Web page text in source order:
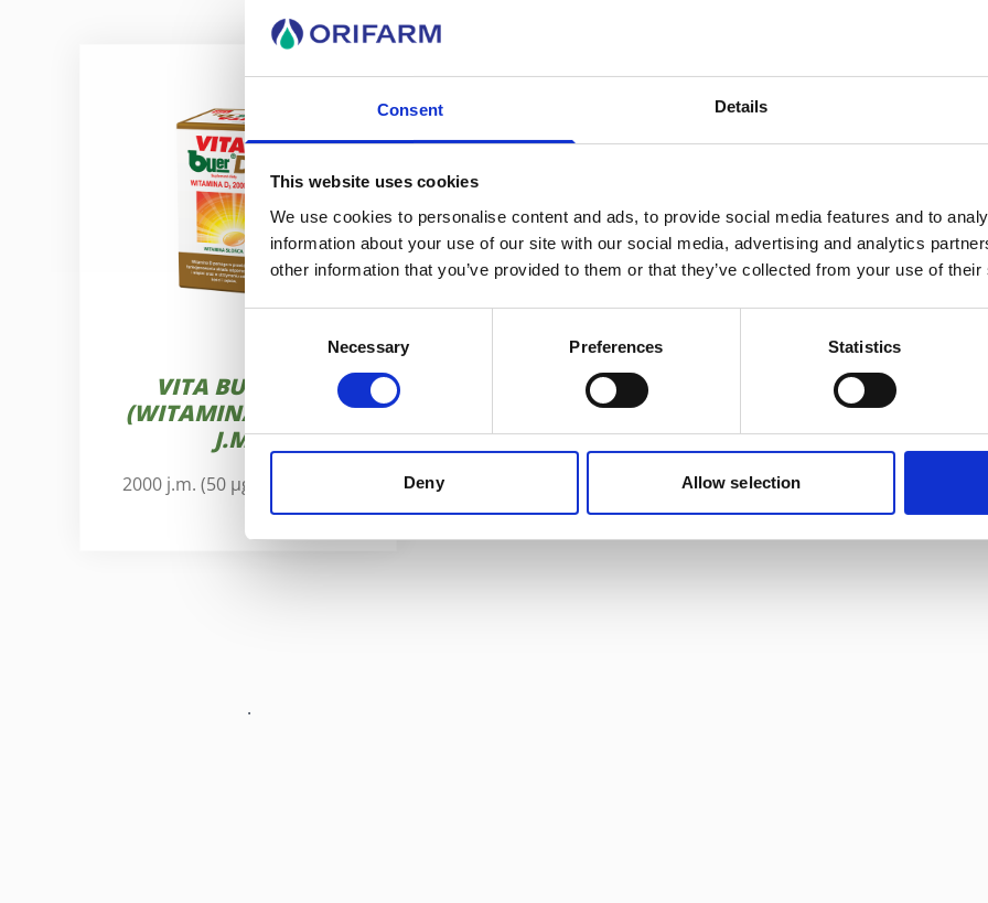
Consent Details
This website uses cookies
We use cookies to personalise content and ads, to provide social media features and to
information about your use of our site with our social media, advertising and analytics
other information that you’ve provided to them or that they’ve collected from your use of
Necessary Preferences Statistics
Deny Allow selection
VITA BUER® D₃
(WITAMINA D3 2000
J.M.)
2000 j.m. (50 µg) witaminy D
.